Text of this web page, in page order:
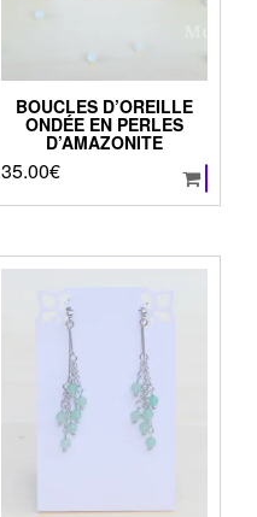
BOUCLES D’OREILLE
ONDÉE EN PERLES
D’AMAZONITE
35.00€